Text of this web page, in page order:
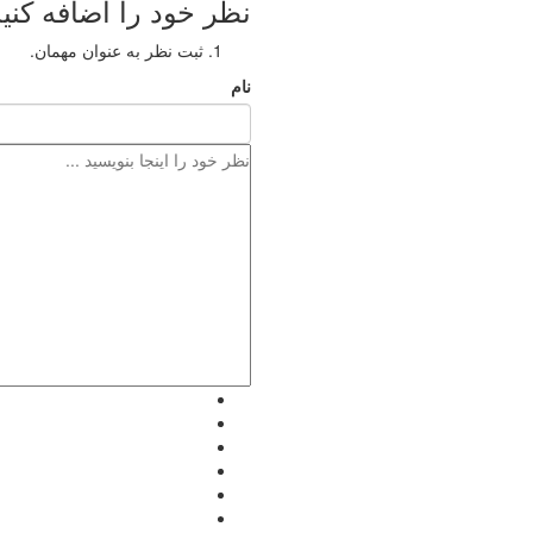
نظر خود را اضافه
ثبت نظر به عنوان مهمان.
نام